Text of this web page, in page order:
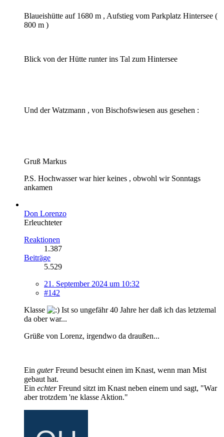
Blaueishütte auf 1680 m , Aufstieg vom Parkplatz Hintersee (
800 m )
Blick von der Hütte runter ins Tal zum Hintersee
Und der Watzmann , von Bischofswiesen aus gesehen :
Gruß Markus
P.S. Hochwasser war hier keines , obwohl wir Sonntags
ankamen
Don Lorenzo
Erleuchteter
Reaktionen
1.387
Beiträge
5.529
21. September 2024 um 10:32
#142
Klasse
Ist so ungefähr 40 Jahre her daß ich das letztemal
da ober war...
Grüße von Lorenz, irgendwo da draußen...
Ein guterFreund besucht einen im Knast, wenn man Mist
gebaut hat.
Ein echterFreund sitzt im Knast neben einem und sagt, "War
aber trotzdem 'ne klasse Aktion."